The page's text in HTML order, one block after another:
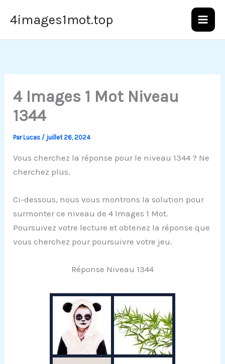
4images1mot.top
4 Images 1 Mot Niveau
1344
ParLucas / juillet 26, 2024
Vous cherchez la réponse pour le niveau 1344 ? Ne
cherchez plus.
Ci-dessous, nous vous montrons la solution pour
surmonter ce niveau de 4 Images 1 Mot.
Poursuivez votre lecture et obtenez la réponse que
vous cherchez pour poursuivre votre jeu.
Réponse Niveau 1344